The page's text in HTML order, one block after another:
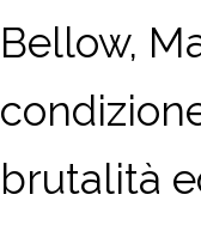
Bellow,
brutalità